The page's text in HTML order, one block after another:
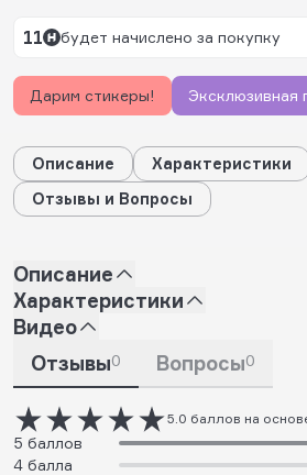
11 будет начислено за покупку
Дарим стикеры! Эксклюзивная
Описание Характеристики
Отзывы и Вопросы
Описание
Характеристики
Видео
Отзывы0 Вопросы0
5.0 баллов на
5 баллов
4 балла